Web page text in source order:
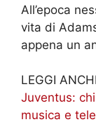
All’epoca
vita di
appena un
LEGGI
Juventus:
musica e